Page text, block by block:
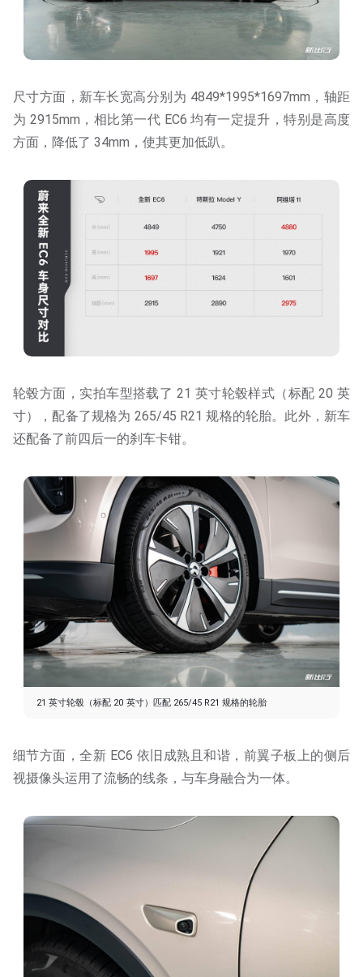
尺寸方面，新车长宽高分别为 4849*1995*1697mm，轴距
为 2915mm，相比第一代 EC6 均有一定提升，特别是高度
方面，降低了 34mm，使其更加低趴。
轮毂方面，实拍车型搭载了 21 英寸轮毂样式（标配 20 英
寸），配备了规格为 265/45 R21 规格的轮胎。此外，新车
还配备了前四后一的刹车卡钳。
21 英寸轮毂（标配 20 英寸）匹配 265/45 R21 规格的轮胎
细节方面，全新 EC6 依旧成熟且和谐，前翼子板上的侧后
视摄像头运用了流畅的线条，与车身融合为一体。